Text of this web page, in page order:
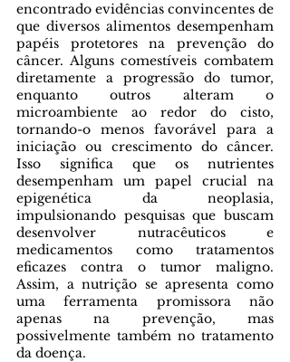
encontrado evidências convincentes de
que diversos alimentos desempenham
papéis protetores na prevenção do
câncer. Alguns comestíveis combatem
diretamente a progressão do tumor,
enquanto outros alteram o
microambiente ao redor do cisto,
tornando-o menos favorável para a
iniciação ou crescimento do câncer.
Isso significa que os nutrientes
desempenham um papel crucial na
epigenética da neoplasia,
impulsionando pesquisas que buscam
desenvolver nutracêuticos e
medicamentos como tratamentos
eficazes contra o tumor maligno.
Assim, a nutrição se apresenta como
uma ferramenta promissora não
apenas na prevenção, mas
possivelmente também no tratamento
da doença.